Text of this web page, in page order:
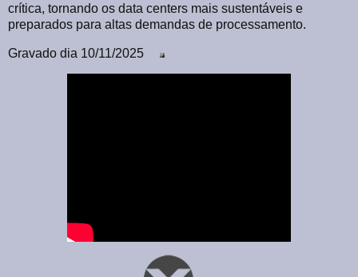
crítica, tornando os data centers mais sustentáveis e
preparados para altas demandas de processamento.
Gravado dia 10/11/2025